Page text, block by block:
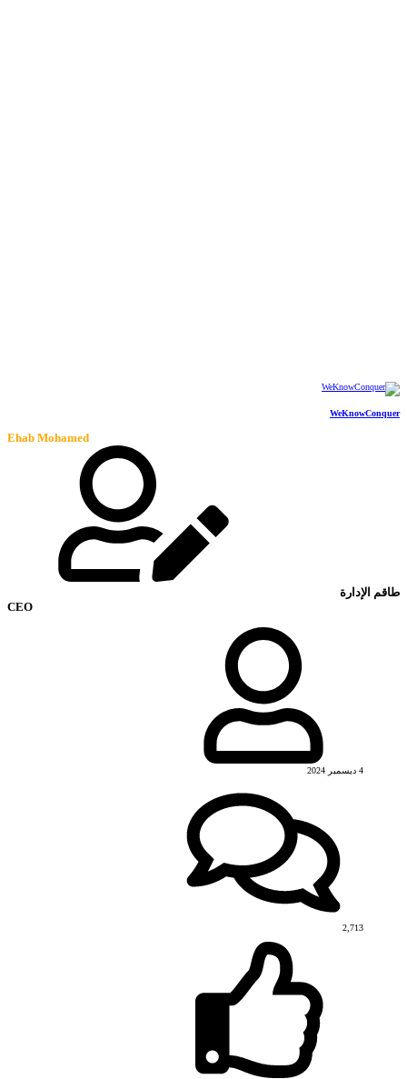
WeKnowConquer
Ehab Mohamed
طاقم الإدارة
CEO
4 ديسمبر 2024
2,713